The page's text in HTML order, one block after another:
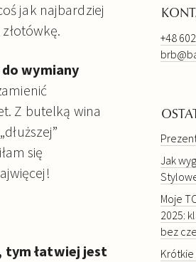
jak najbardziej
do wymiany
Z butelką wina
się
tym łatwiej jest
+48
Jak
Moje
2025:
bez